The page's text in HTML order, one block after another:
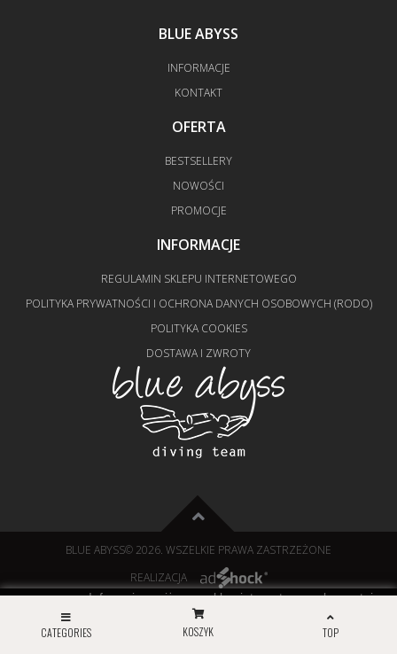
Informujemy, iż nasz sklep internetowy wykorzystuje
technologię plików cookies a jednocześnie nie zbiera w
sposób automatyczny żadnych informacji, z wyjątkiem
BLUE ABYSS
INFORMACJE
KONTAKT
OFERTA
BESTSELLERY
NOWOŚCI
PROMOCJE
INFORMACJE
REGULAMIN SKLEPU INTERNETOWEGO
POLITYKA PRYWATNOŚCI I OCHRONA DANYCH OSOBOWYCH (RODO)
POLITYKA COOKIES
DOSTAWA I ZWROTY
BLUE ABYSS© 2026. WSZELKIE PRAWA ZASTRZEŻONE
REALIZACJA
CATEGORIES KOSZYK TOP